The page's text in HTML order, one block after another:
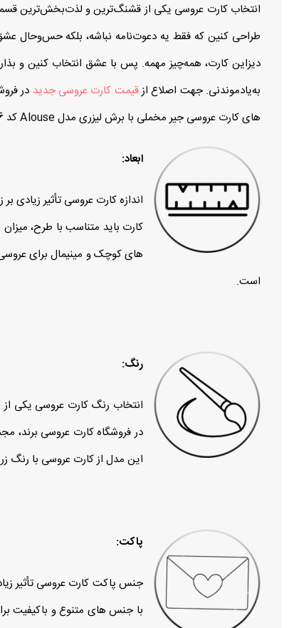
انتخاب کارت عروسی یکی از قشنگ‌ترین و لذت‌بخش‌ترین
طراحی کنین که فقط یه دعوت‌نامه نباشه، بلکه حس‌وحال
دیزاین کارت، همه‌چیز مهمه. پس با عشق انتخاب کنین و
به‌یادموندنی. جهت اصلاع ازقیمت کارت‌ عروسی جدید در
های کارت عروسی جیر مخملی با برش لیزری مدل Alouse کد 76 شامل موارد زیر است:
ابعاد:
اندازه کارت عروسی تأثیر زیادی
کارت باید متناسب با طرح،
است.
رنگ:
انتخاب رنگ کارت عروسی یکی
در فروشگاه کارت عروسی برند،
این مدل از کارت عروسی با رنگ
پاکت:
جنس پاکت کارت عروسی تأثیر
با جنس‌ های متنوع و باکیفیت